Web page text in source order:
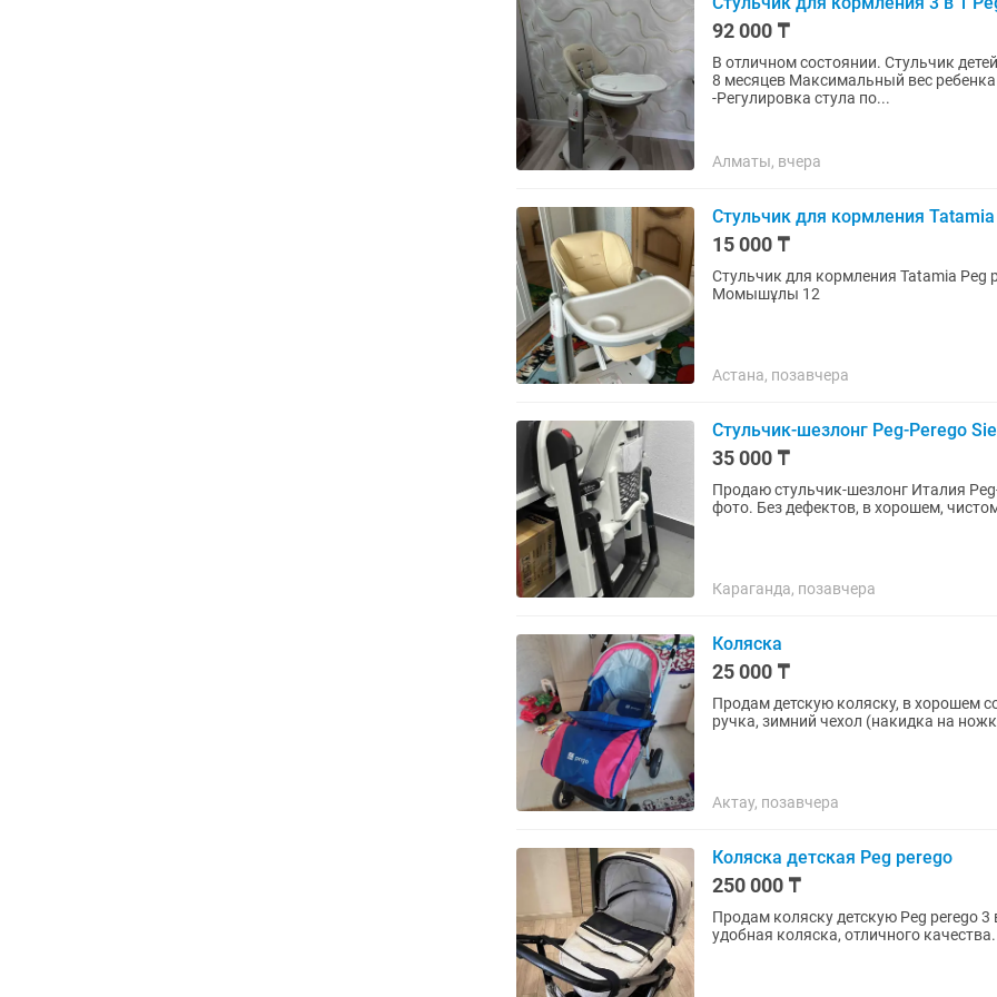
92 000 ₸
В отличном состоянии. Стульчик детей с рождения до 3-х лет Шезлонг для детей с рождения до
8 месяцев Максимальный вес
-Регулировка стула по...
Алматы, вчера
Стульчик для кормления
15 000 ₸
Стульчик для кормления Tatamia Peg
Момышұлы 12
Астана, позавчера
Стульчик-шезлонг Peg-Perego
35 000 ₸
Продаю стульчик-шезлонг Италия
фото. Без дефектов, в хорошем,
Караганда, позавчера
Коляска
25 000 ₸
Продам детскую коляску, в хорошем
ручка, зимний чехол (накидка на
Актау, позавчера
Коляска детская Peg perego
250 000 ₸
Продам коляску детскую Peg perego
удобная коляска, отличного